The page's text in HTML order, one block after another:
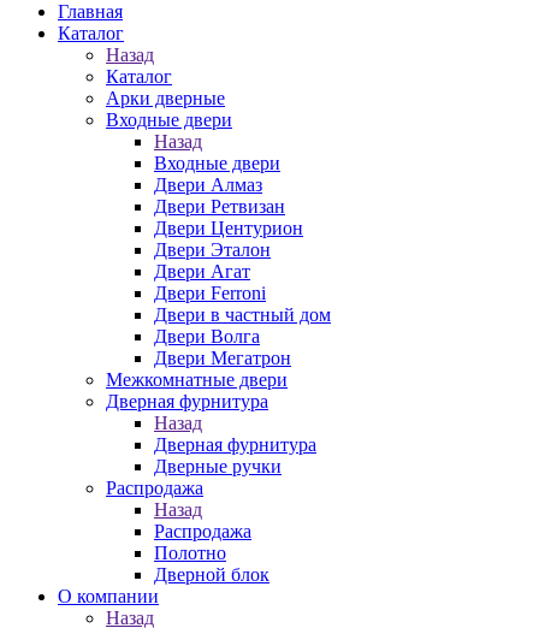
Главная
Каталог
Назад
Каталог
Арки дверные
Входные двери
Назад
Входные двери
Двери Алмаз
Двери Ретвизан
Двери Центурион
Двери Эталон
Двери Агат
Двери Ferroni
Двери в частный дом
Двери Волга
Двери Мегатрон
Межкомнатные двери
Дверная фурнитура
Назад
Дверная фурнитура
Дверные ручки
Распродажа
Назад
Распродажа
Полотно
Дверной блок
О компании
Назад